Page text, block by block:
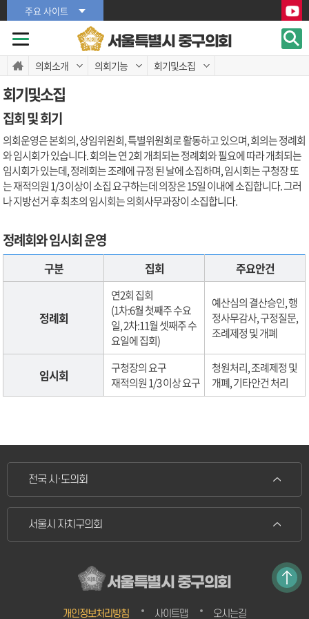
본문바로가기
본문바로가기
주요 사이트
서울특별시 중구의회
의회소개 의회기능 회기및소집
회기및소집
집회 및 회기
의회운영은 본회의, 상임위원회, 특별위원회로 활동하고 있으며, 회의는 정례회
와 임시회가 있습니다. 회의는 연 2회 개최되는 정례회와 필요에 따라 개최되는
임시회가 있는데, 정례회는 조례에 규정 된 날에 소집하며, 임시회는 구청장 또
는 재적의원 1/3 이상이 소집 요구하는데 의장은 15일 이내에 소집합니다. 그러
나 지방선거 후 최초의 임시회는 의회사무과장이 소집합니다.
정례회와 임시회 운영
구분 집회 주요안건
정례회
연2회 집회
(1차:6월 첫째주 수요
일, 2차:11월 셋째주 수
요일에 집회)
예산심의 결산승인, 행
정사무감사, 구정질문,
조례제정 및 개폐
임시회
구청장의 요구
재적의원 1/3 이상 요구
청원처리, 조례제정 및
개폐, 기타안건 처리
전국 시·도의회
서울시 자치구의회
서울특별시 중구의회
개인정보처리방침 사이트맵 오시는길